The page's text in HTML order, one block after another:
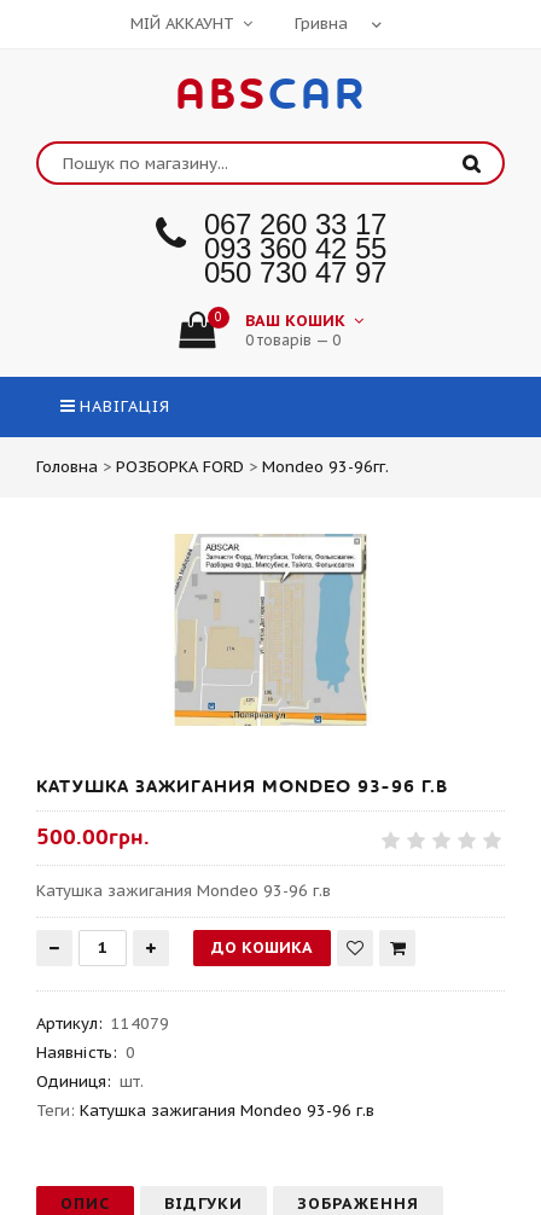
МІЙ АККАУНТ
ABSCAR
067 260 33 17
093 360 42 55
050 730 47 97
0 ВАШ КОШИК
0 товарів — 0
НАВІГАЦІЯ
Головна > РОЗБОРКА FORD > Mondeo 93-96гг.
КАТУШКА ЗАЖИГАНИЯ MONDEO 93-96 Г.В
500.00грн.
Катушка зажигания Mondeo 93-96 г.в
Артикул: 114079
Наявність: 0
Одиниця: шт.
Теги: Катушка зажигания Mondeo 93-96 г.в
ОПИС ВІДГУКИ ЗОБРАЖЕННЯ